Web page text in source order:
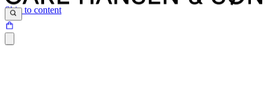
Skip to content